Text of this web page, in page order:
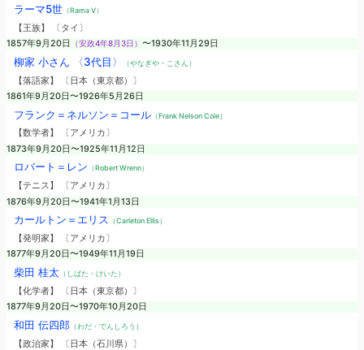
ラーマ5世（Rama V）
【王族】 〔タイ〕
1857年9月20日
（安政4年8月3日） 〜1930年11月29日
柳家 小さん 〈3代目〉 （やなぎや・こさん）
【落語家】 〔日本（東京都）〕
1861年9月20日〜1926年5月26日
フランク＝ネルソン＝コール（Frank Nelson Cole）
【数学者】 〔アメリカ〕
1873年9月20日〜1925年11月12日
ロバート＝レン （Robert Wrenn）
【テニス】 〔アメリカ〕
1876年9月20日〜1941年1月13日
カールトン＝エリス （Carleton Ellis）
【発明家】 〔アメリカ〕
1877年9月20日〜1949年11月19日
柴田 桂太（しばた・けいた）
【化学者】 〔日本（東京都）〕
1877年9月20日〜1970年10月20日
和田 伝四郎（わだ・でんしろう）
【政治家】 〔日本（石川県）〕